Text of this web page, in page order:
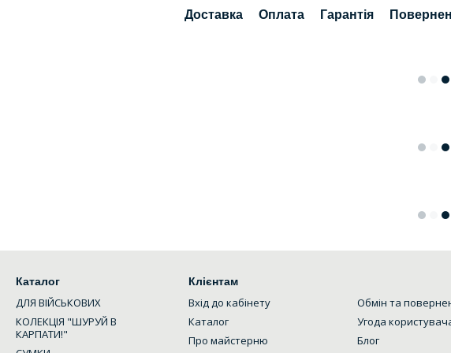
Доставка Оплата Гарантія
Каталог
ДЛЯ ВІЙСЬКОВИХ
КОЛЕКЦІЯ "ШУРУЙ В
КАРПАТИ!"
Клієнтам
Вхід до кабінету
Каталог
Про майстерню
Обмін та
Угода
Блог